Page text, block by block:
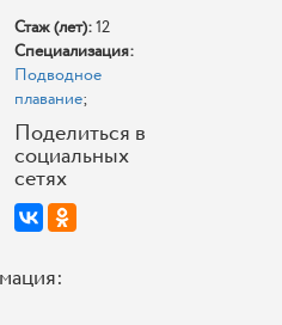
Стаж (лет):12
Специализация:
Подводное
плавание;
Поделиться в
социальных
сетях